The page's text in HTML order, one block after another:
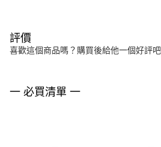
評價
喜歡這個商品嗎？購買後給他一個好評吧
一 必買清單 一